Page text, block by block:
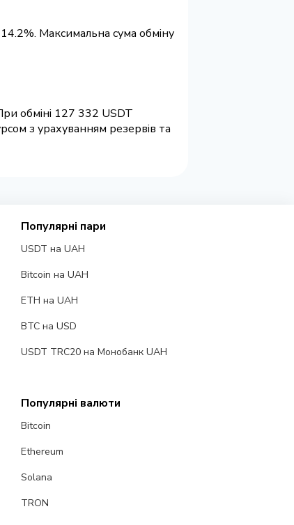
14.2%. Максимальна сума обміну
обміні 127 332 USDT
з урахуванням резервів та
Популярні пари
USDT на UAH
Bitcoin на UAH
ETH на UAH
BTC на USD
USDT TRC20 на Монобанк UAH
Популярні валюти
Bitcoin
Ethereum
Solana
TRON